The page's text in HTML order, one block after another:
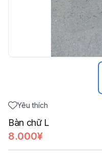
Yêu thích
Bàn chữ L
8.000¥